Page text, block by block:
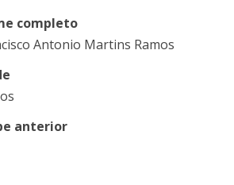
completo
Antonio Martins Ramos
anterior